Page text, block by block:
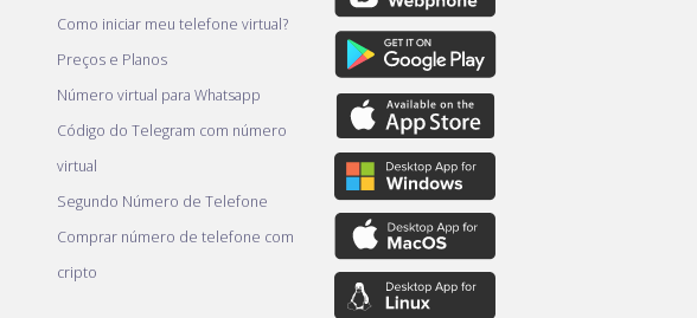
Como iniciar meu telefone virtual?
Preços e Planos
Número virtual para Whatsapp
Código do Telegram com número
virtual
Segundo Número de Telefone
Comprar número de telefone com
cripto